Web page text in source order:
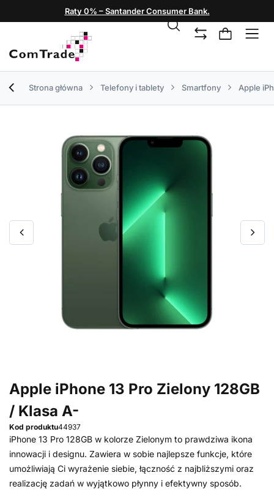
Raty 0% – Santander Consumer Bank.
Strona główna Telefony i tablety Smartfony Apple
Apple iPhone 13 Pro Zielony 128GB
/ Klasa A-
Kod produktu44937
iPhone 13 Pro 128GB w kolorze Zielonym to prawdziwa ikona
innowacji i designu. Zawiera w sobie najlepsze funkcje, które
umożliwiają Ci wyrażenie siebie, łączność z najbliższymi oraz
realizację zadań w wyjątkowo płynny i efektywny sposób.